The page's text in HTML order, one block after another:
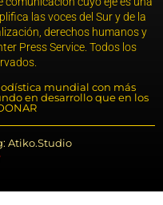
las voces del Sur y de la
derechos humanos y
Press Service. Todos los
mundial con más
en desarrollo que en los
Atiko.Studio